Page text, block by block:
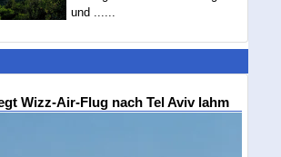
und ......
Wizz-Air-Flug nach Tel Aviv lahm